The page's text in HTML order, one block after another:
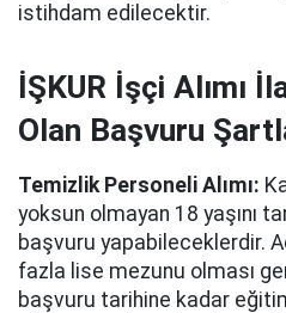
istihdam edilecektir.
İŞKUR İşçi Alımı
Olan Başvuru
Temizlik Personeli Alımı:
yoksun olmayan 18 yaşını
başvuru yapabileceklerdir.
fazla lise mezunu olması
başvuru tarihine kadar